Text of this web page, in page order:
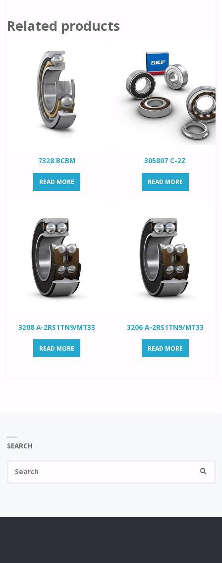
Related products
7328 BCBM
READ MORE
305807 C-2Z
READ MORE
3208 A-2RS1TN9/MT33
READ MORE
3206 A-2RS1TN9/MT33
READ MORE
SEARCH